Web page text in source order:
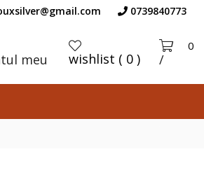
0739840773
meu wishlist ( 0 ) /
0